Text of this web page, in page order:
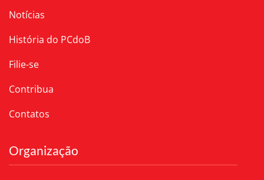
Notícias
História do PCdoB
Filie-se
Contribua
Contatos
Organização